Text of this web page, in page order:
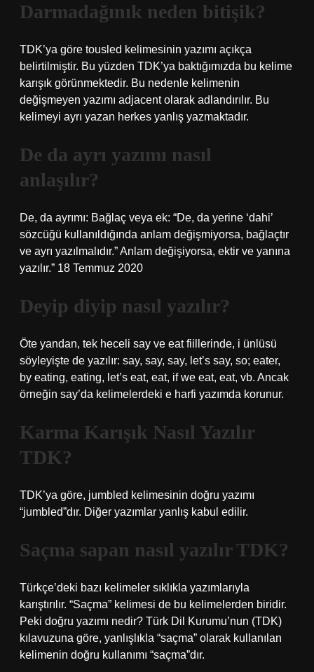
Darmadağınık neden bitişik?
TDK’ya göre tousled kelimesinin yazımı açıkça
belirtilmiştir. Bu yüzden TDK’ya baktığımızda bu kelime
karışık görünmektedir. Bu nedenle kelimenin
değişmeyen yazımı adjacent olarak adlandırılır. Bu
kelimeyi ayrı yazan herkes yanlış yazmaktadır.
De da ayrı yazımı nasıl
anlaşılır?
De, da ayrımı: Bağlaç veya ek: “De, da yerine ‘dahi’
sözcüğü kullanıldığında anlam değişmiyorsa, bağlaçtır
ve ayrı yazılmalıdır.” Anlam değişiyorsa, ektir ve yanına
yazılır.” 18 Temmuz 2020
Deyip diyip nasıl yazılır?
Öte yandan, tek heceli say ve eat fiillerinde, i ünlüsü
söyleyişte de yazılır: say, say, say, let’s say, so; eater,
by eating, eating, let’s eat, eat, if we eat, eat, vb. Ancak
örneğin say’da kelimelerdeki e harfi yazımda korunur.
Karma Karışık Nasıl Yazılır
TDK?
TDK’ya göre, jumbled kelimesinin doğru yazımı
“jumbled”dır. Diğer yazımlar yanlış kabul edilir.
Saçma sapan nasıl yazılır TDK?
Türkçe’deki bazı kelimeler sıklıkla yazımlarıyla
karıştırılır. “Saçma” kelimesi de bu kelimelerden biridir.
Peki doğru yazımı nedir? Türk Dil Kurumu’nun (TDK)
kılavuzuna göre, yanlışlıkla “saçma” olarak kullanılan
kelimenin doğru kullanımı “saçma”dır.